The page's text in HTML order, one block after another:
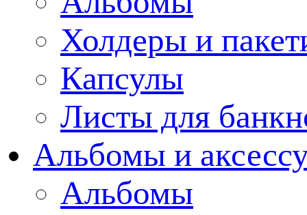
Холдеры и
Капсулы
Листы для
Альбомы и
Альбомы